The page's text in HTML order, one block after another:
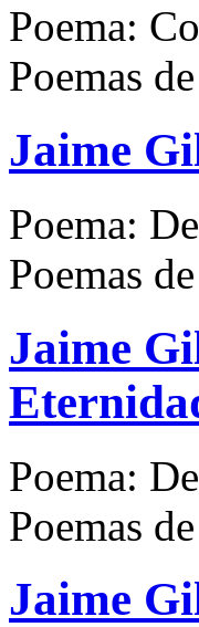
Poema:
Poemas de
Jaime
Poema:
Poemas de
Jaime
Poema:
Poemas de
Jaime